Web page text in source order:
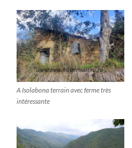
A Isolabona terrain avec ferme très
intéressante